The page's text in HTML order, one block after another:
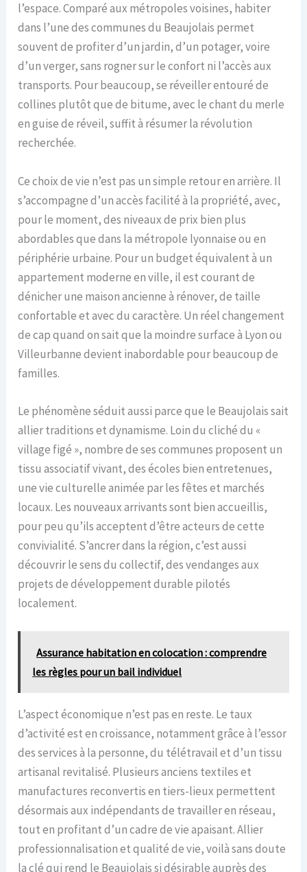
l’espace. Comparé aux métropoles voisines, habiter
dans l’une des communes du Beaujolais permet
souvent de profiter d’un jardin, d’un potager, voire
d’un verger, sans rogner sur le confort ni l’accès aux
transports. Pour beaucoup, se réveiller entouré de
collines plutôt que de bitume, avec le chant du merle
en guise de réveil, suffit à résumer la révolution
recherchée.
Ce choix de vie n’est pas un simple retour en arrière. Il
s’accompagne d’un accès facilité à la propriété, avec,
pour le moment, des niveaux de prix bien plus
abordables que dans la métropole lyonnaise ou en
périphérie urbaine. Pour un budget équivalent à un
appartement moderne en ville, il est courant de
dénicher une maison ancienne à rénover, de taille
confortable et avec du caractère. Un réel changement
de cap quand on sait que la moindre surface à Lyon ou
Villeurbanne devient inabordable pour beaucoup de
familles.
Le phénomène séduit aussi parce que le Beaujolais sait
allier traditions et dynamisme. Loin du cliché du «
village figé », nombre de ses communes proposent un
tissu associatif vivant, des écoles bien entretenues,
une vie culturelle animée par les fêtes et marchés
locaux. Les nouveaux arrivants sont bien accueillis,
pour peu qu’ils acceptent d’être acteurs de cette
convivialité. S’ancrer dans la région, c’est aussi
découvrir le sens du collectif, des vendanges aux
projets de développement durable pilotés
localement.
Assurance habitation en colocation : comprendre
les règles pour un bail individuel
L’aspect économique n’est pas en reste. Le taux
d’activité est en croissance, notamment grâce à l’essor
des services à la personne, du télétravail et d’un tissu
artisanal revitalisé. Plusieurs anciens textiles et
manufactures reconvertis en tiers-lieux permettent
désormais aux indépendants de travailler en réseau,
tout en profitant d’un cadre de vie apaisant. Allier
professionnalisation et qualité de vie, voilà sans doute
la clé qui rend le Beaujolais si désirable auprès des